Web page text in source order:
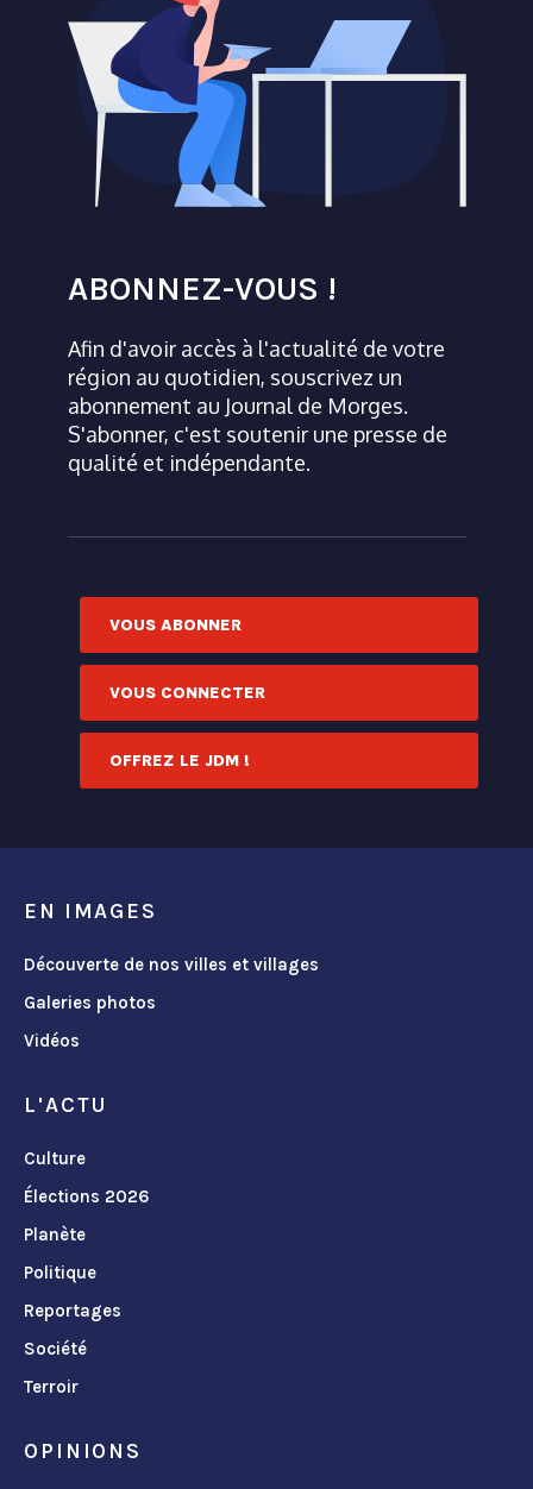
ABONNEZ-VOUS !
Afin d'avoir accès à l'actualité de votre
région au quotidien, souscrivez un
abonnement au Journal de Morges.
S'abonner, c'est soutenir une presse de
qualité et indépendante.
VOUS ABONNER
VOUS CONNECTER
OFFREZ LE JDM !
EN IMAGES
Découverte de nos villes et villages
Galeries photos
Vidéos
L'ACTU
Culture
Élections 2026
Planète
Politique
Reportages
Société
Terroir
OPINIONS